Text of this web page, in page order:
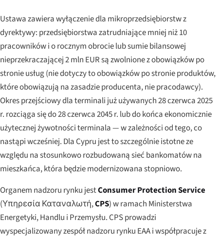
Ustawa zawiera wyłączenie dla mikroprzedsiębiorstw z
dyrektywy: przedsiębiorstwa zatrudniające mniej niż 10
pracowników i o rocznym obrocie lub sumie bilansowej
nieprzekraczającej 2 mln EUR są zwolnione z obowiązków po
stronie usług (nie dotyczy to obowiązków po stronie produktów,
które obowiązują na zasadzie producenta, nie pracodawcy).
Okres przejściowy dla terminali już używanych 28 czerwca 2025
r. rozciąga się do 28 czerwca 2045 r. lub do końca ekonomicznie
użytecznej żywotności terminala — w zależności od tego, co
nastąpi wcześniej. Dla Cypru jest to szczególnie istotne ze
względu na stosunkowo rozbudowaną sieć bankomatów na
mieszkańca, która będzie modernizowana stopniowo.
Organem nadzoru rynku jestConsumer Protection Service
(Υπηρεσία Καταναλωτή,CPS) w ramach Ministerstwa
Energetyki, Handlu i Przemysłu. CPS prowadzi
wyspecjalizowany zespół nadzoru rynku EAA i współpracuje z